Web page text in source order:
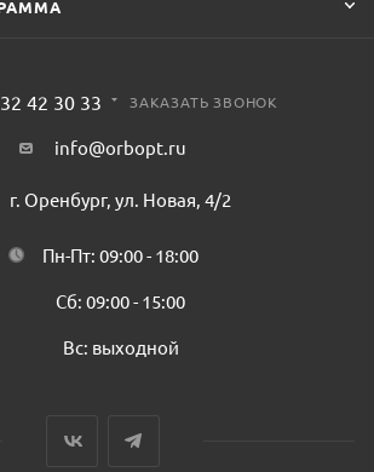
42 30 33 ЗАКАЗАТЬ ЗВОНОК
info@orbopt.ru
г. Оренбург, ул. Новая, 4/2
Пн-Пт: 09:00 - 18:00
Сб: 09:00 - 15:00
Вс: выходной